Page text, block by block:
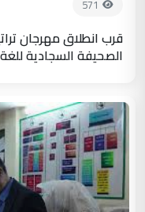
571
قرب انطلاق مهرجان
الصحيفة السجادية للغة